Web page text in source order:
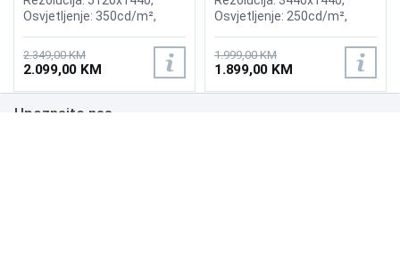
Osvjetljenje: 350cd/m²,
Osvježenje: 144Hz, AMD
FreeSync Premium Pro,
Priključci: 2xHDMI 2.1,
DisplayPort, 2xUSB 3.2, USB-
B
2.349,00 KM
2.099,00 KM
Osvjetljenje: 250cd/m²,
Osvježenje: 175Hz, AMD
FreeSync Premium,
Wireless LAN, Bluetooth ,
Priključci: 2xHDMI,
1.999,00 KM
1.899,00 KM
Upoznajte nas